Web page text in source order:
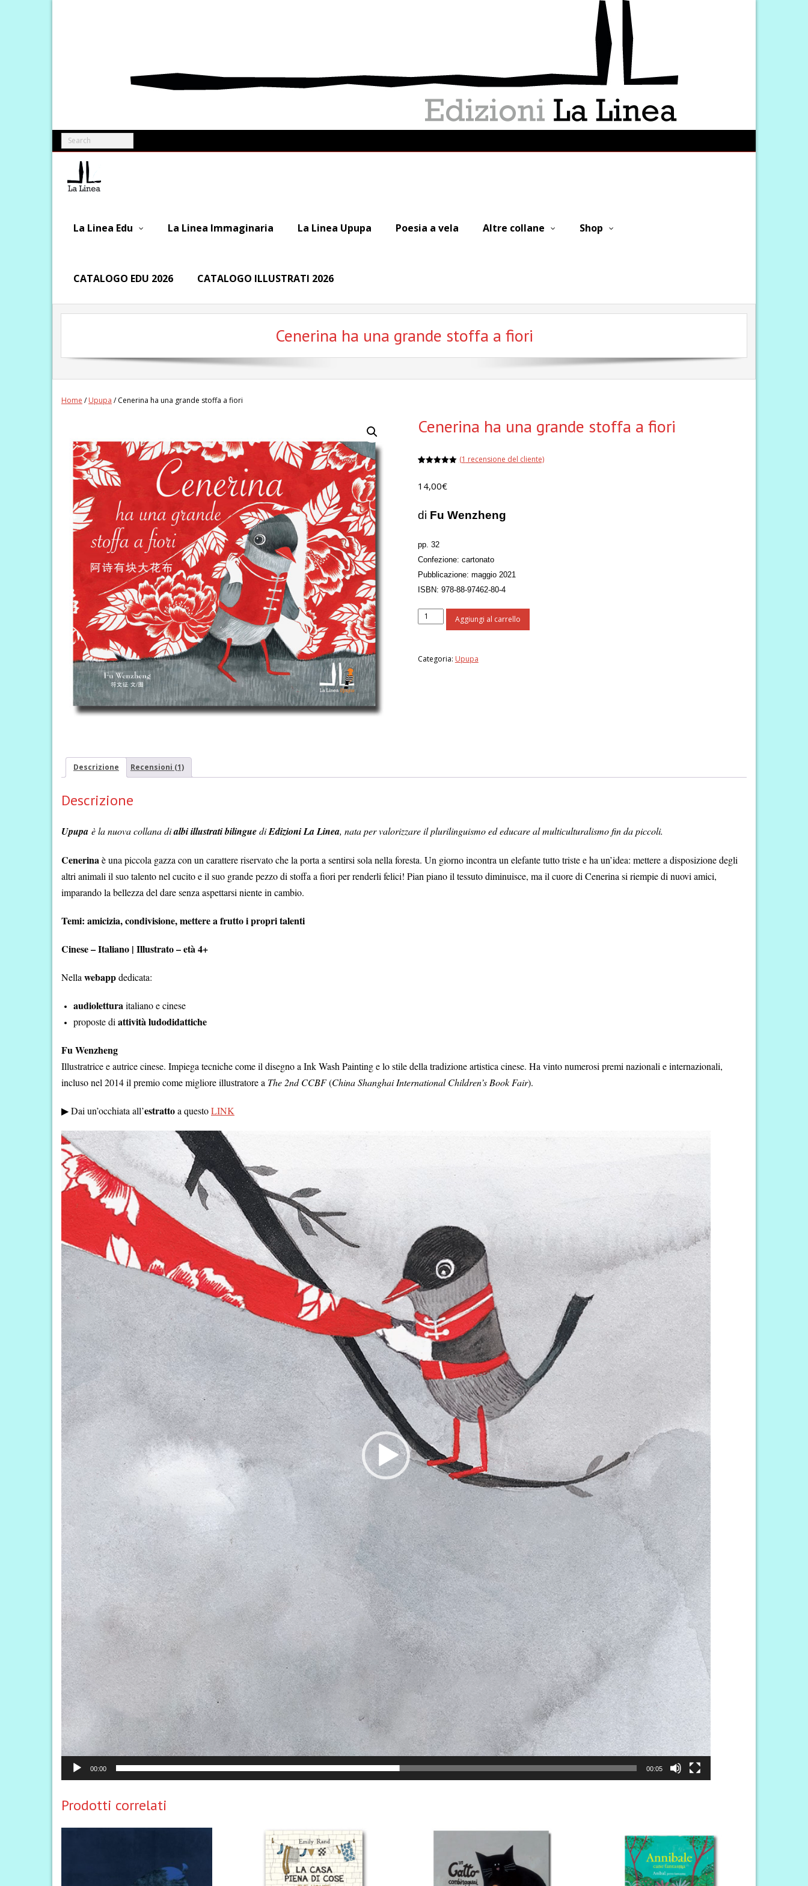
La Linea Edu La Linea Immaginaria La Linea Upupa Poesia a vela Altre collane Shop
CATALOGO EDU 2026 CATALOGO ILLUSTRATI 2026
Cenerina ha una grande stoffa a fiori
Home /Upupa / Cenerina ha una grande stoffa a fiori
Cenerina ha una grande stoffa a fiori
su base
(1 recensione del cliente)
14,00€
di Fu Wenzheng
pp. 32
Confezione: cartonato
Pubblicazione: maggio 2021
ISBN: 978-88-97462-80-4
Cenerina
ha
stoffa
Aggiungi al carrello
Categoria: Upupa
Descrizione Recensioni (1)
Descrizione
Upupa è la nuova collana dialbi illustrati bilinguediEdizioni La Linea, nata per valorizzare il plurilinguismo ed educare al multiculturalismo fin da piccoli.
Cenerinaè una piccola gazza con un carattere riservato che la porta a sentirsi sola nella foresta. Un giorno incontra un elefante tutto triste e ha un’idea: mettere a disposizione degli
altri animali il suo talento nel cucito e il suo grande pezzo di stoffa a fiori per renderli felici! Pian piano il tessuto diminuisce, ma il cuore di Cenerina si riempie di nuovi amici,
imparando la bellezza del dare senza aspettarsi niente in cambio.
Temi: amicizia, condivisione, mettere a frutto i propri talenti
Cinese – Italiano | Illustrato – età 4+
Nella webappdedicata:
audioletturaitaliano e cinese
proposte di attività ludodidattiche
Fu Wenzheng
Illustratrice e autrice cinese. Impiega tecniche come il disegno a Ink Wash Painting e lo stile della tradizione artistica cinese. Ha vinto numerosi premi nazionali e internazionali,
incluso nel 2014 il premio come migliore illustratore a The 2nd CCBF(China Shanghai International Children’s Book Fair).
▶︎ Dai un’occhiata all’estrattoa questoLINK
Video
Player
00:00 00:05
Prodotti correlati